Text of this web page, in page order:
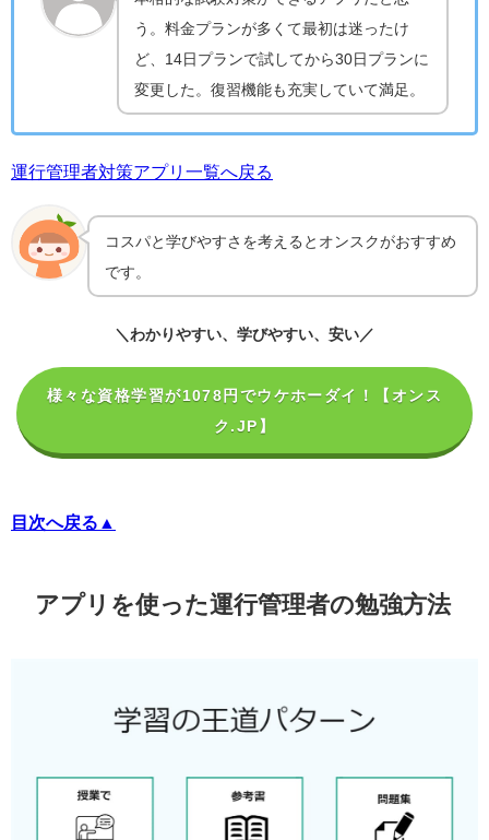
う。料金プランが多くて最初は迷ったけ
ど、14日プランで試してから30日プランに
変更した。復習機能も充実していて満足。
運行管理者対策アプリ一覧へ戻る
コスパと学びやすさを考えるとオンスクがおすすめ
です。
＼わかりやすい、学びやすい、安い／
様々な資格学習が1078円でウケホーダイ！【オンス
ク.JP】
目次へ戻る▲
アプリを使った運行管理者の勉強方法